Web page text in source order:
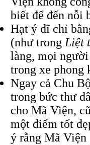
biết để đến nỗi
Hạt ý dĩ chỉ
(như trongLiệt
làng, mọi người
trong xe phong
Ngay cả Chu
trong bức thư
cho Mã Viện,
một điểm tốt
ý rằng Mã Viện